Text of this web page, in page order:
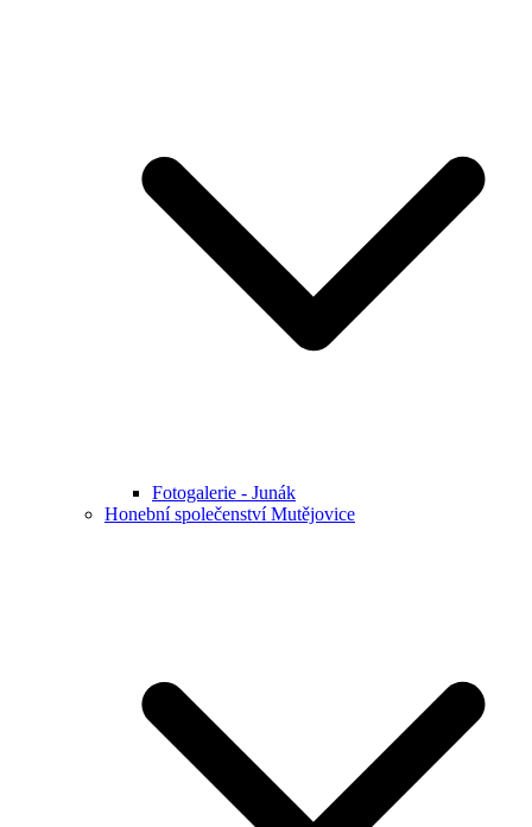
Fotogalerie - Junák
Honební společenství Mutějovice